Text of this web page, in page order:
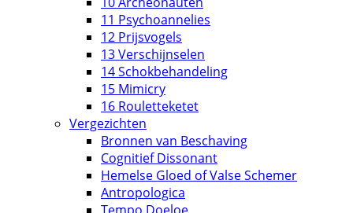
11 Psychoannelies
12 Prijsvogels
13 Verschijnselen
14 Schokbehandeling
15 Mimicry
16 Rouletteketet
Vergezichten
Bronnen van Beschaving
Cognitief Dissonant
Hemelse Gloed of Valse Schemer
Antropologica